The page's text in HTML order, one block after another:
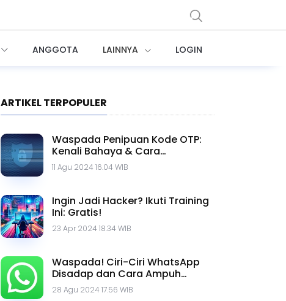
ANGGOTA LAINNYA LOGIN
ARTIKEL TERPOPULER
Waspada Penipuan Kode OTP:
Kenali Bahaya & Cara
Menghindarinya
11 Agu 2024 16.04 WIB
Ingin Jadi Hacker? Ikuti Training
Ini: Gratis!
23 Apr 2024 18.34 WIB
Waspada! Ciri-Ciri WhatsApp
Disadap dan Cara Ampuh
Mengatasinya
28 Agu 2024 17.56 WIB